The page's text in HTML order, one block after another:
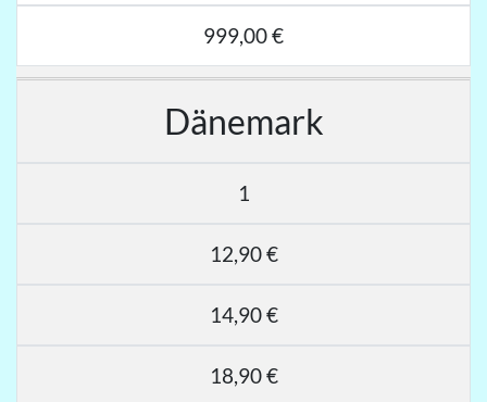
999,00 €
Dänemark
1
12,90 €
14,90 €
18,90 €